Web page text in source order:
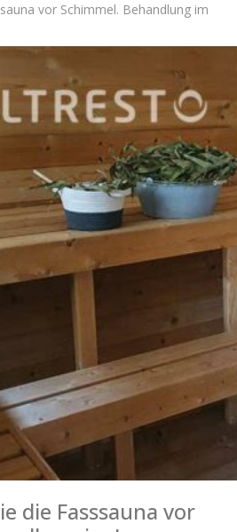
vor Schimmel. Behandlung im
die Fasssauna vor